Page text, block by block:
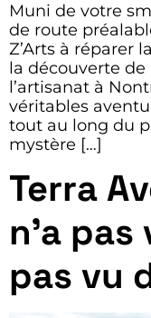
Muni de votre
de route
Z’Arts à réparer
la découverte de
l’artisanat à
véritables
tout au long du
mystère […]
Terra
n’a
pas vu